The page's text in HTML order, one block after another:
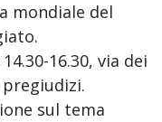
mondiale del
16.30, via dei
sul tema